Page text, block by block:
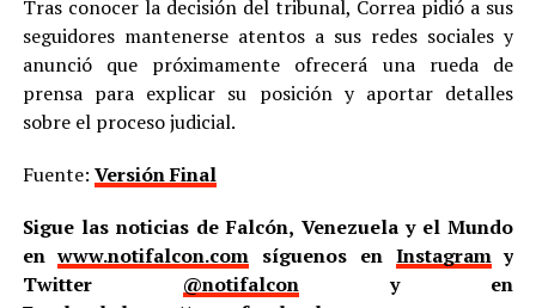
Tras conocer la decisión del tribunal, Correa pidió a sus
seguidores mantenerse atentos a sus redes sociales y
anunció que próximamente ofrecerá una rueda de
prensa para explicar su posición y aportar detalles
sobre el proceso judicial.
Fuente: Versión Final
Sigue las noticias de Falcón, Venezuela y el Mundo
enwww.notifalcon.com síguenos en Instagramy
Twitter @notifalcony en